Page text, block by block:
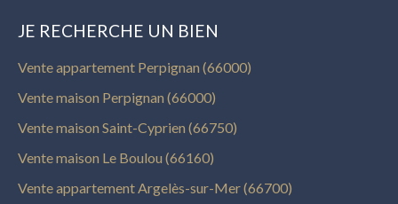
JE RECHERCHE UN BIEN
Vente appartement Perpignan (66000)
Vente maison Perpignan (66000)
Vente maison Saint-Cyprien (66750)
Vente maison Le Boulou (66160)
Vente appartement Argelès-sur-Mer (66700)